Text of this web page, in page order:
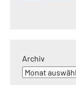
Archiv